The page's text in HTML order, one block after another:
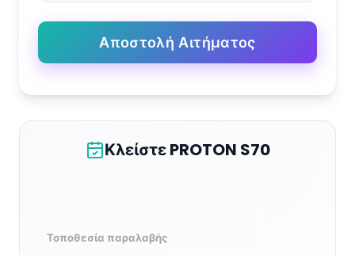
Αποστολή Αιτήματος
Κλείστε PROTON S70